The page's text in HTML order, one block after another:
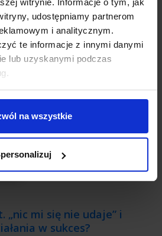
witrynie. Informacje o tym, jak
udostępniamy partnerom
i analitycznym.
te informacje z innymi danymi
lub uzyskanymi podczas
na wszystkie
„nic mi się nie udaje” i
w sukces?